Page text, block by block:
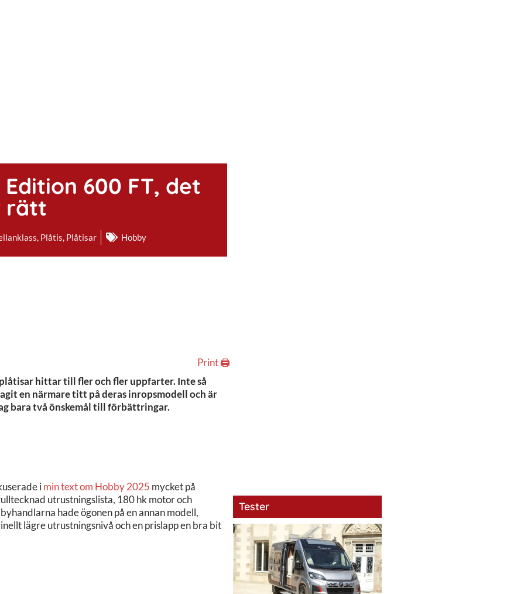
600 FT, det
rätt
, Plåtis, Plåtisar Hobby
Print 🖨
hittar till fler och fler uppfarter. Inte så
en närmare titt på deras inropsmodell och är
bara två önskemål till förbättringar.
imin text om Hobby 2025 mycket på
utrustningslista, 180 hk motor och
hade ögonen på en annan modell,
lägre utrustningsnivå och en prislapp en bra bit
Tester